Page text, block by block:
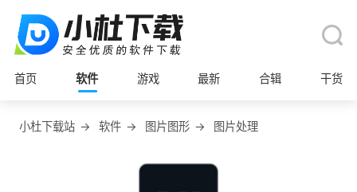
首页 软件 游戏 最新 合辑 干货
小杜下载站 → 软件 → 图片图形 → 图片处理